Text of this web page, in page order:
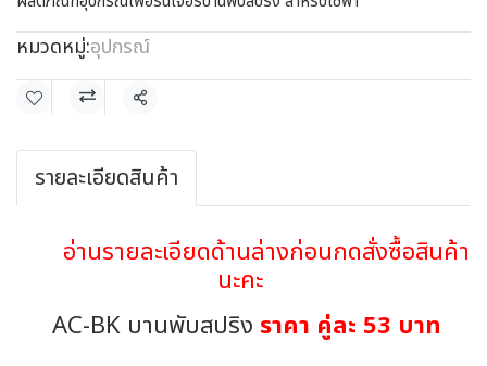
หมวดหมู่:อุปกรณ์
แชร์
รายละเอียดสินค้า
อ่านรายละเอียดด้านล่างก่อนกดสั่งซื้อสินค้า
นะคะ
AC-BK บานพับสปริง ราคา คู่ละ 53 บาท